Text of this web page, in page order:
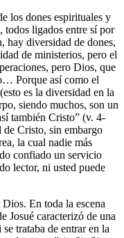
los dones espirituales y
todos ligados entre sí por
hay diversidad de dones,
de ministerios, pero el
pero Dios, que
Porque así como el
es la diversidad en la
siendo muchos, son un
también Cristo” (v. 4-
de Cristo, sin embargo
la cual nadie más
confiado un servicio
lector, ni usted puede
En toda la escena
Josué caracterizó de una
trataba de entrar en la